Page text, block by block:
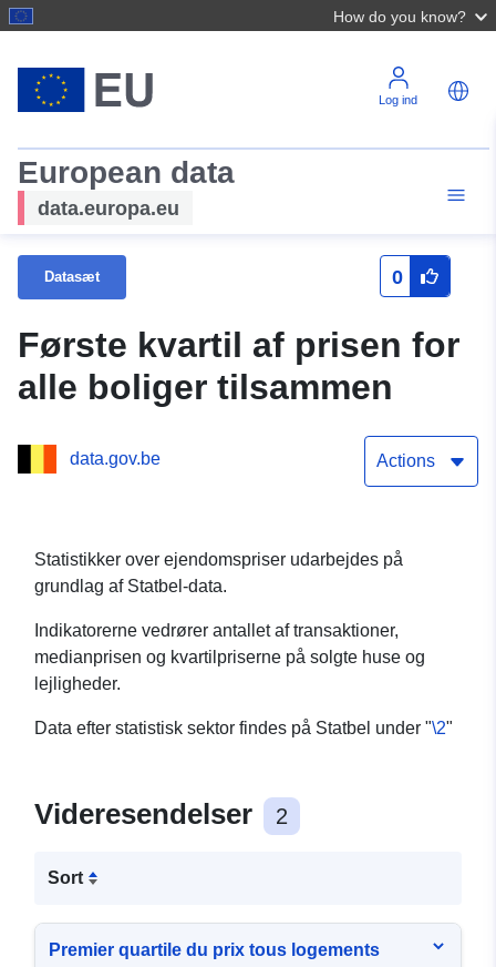
How do you know?
Log ind
European data
data.europa.eu
Datasæt 0
Første kvartil af prisen for
alle boliger tilsammen
data.gov.be Actions
Statistikker over ejendomspriser udarbejdes på
grundlag af Statbel-data.
Indikatorerne vedrører antallet af transaktioner,
medianprisen og kvartilpriserne på solgte huse og
lejligheder.
Data efter statistisk sektor findes på Statbel under "\2"
Videresendelser 2
Sort
Premier quartile du prix tous logements